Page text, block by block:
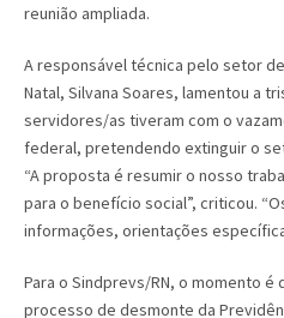
reunião ampliada.
A responsável técnica pelo setor
Natal, Silvana Soares, lamentou a
servidores/as tiveram com o
federal, pretendendo extinguir o
“A proposta é resumir o nosso
para o benefício social”, criticou.
informações, orientações
Para o Sindprevs/RN, o momento é
processo de desmonte da